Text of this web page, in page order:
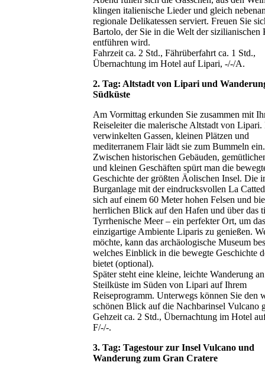
klingen italienische Lieder und gleich
regionale Delikatessen serviert. Freuen Sie
Bartolo, der Sie in die Welt der sizilianischen
entführen wird.
Fahrzeit ca. 2 Std., Fährüberfahrt ca. 1 Std.,
Übernachtung im Hotel auf Lipari, -/-/A.
2. Tag: Altstadt von Lipari und
Südküste
Am Vormittag erkunden Sie zusammen mit
Reiseleiter die malerische Altstadt von
verwinkelten Gassen, kleinen Plätzen und
mediterranem Flair lädt sie zum Bummeln ein.
Zwischen historischen Gebäuden,
und kleinen Geschäften spürt man die
Geschichte der größten Äolischen Insel. Die
Burganlage mit der eindrucksvollen La
sich auf einem 60 Meter hohen Felsen und
herrlichen Blick auf den Hafen und über das
Tyrrhenische Meer – ein perfekter Ort, um das
einzigartige Ambiente Liparis zu genießen.
möchte, kann das archäologische Museum
welches Einblick in die bewegte Geschichte
bietet (optional).
Später steht eine kleine, leichte Wanderung
Steilküste im Süden von Lipari auf Ihrem
Reiseprogramm. Unterwegs können Sie den
schönen Blick auf die Nachbarinsel Vulcano
Gehzeit ca. 2 Std., Übernachtung im Hotel
F/-/-.
3. Tag: Tagestour zur Insel Vulcano und
Wanderung zum Gran Cratere